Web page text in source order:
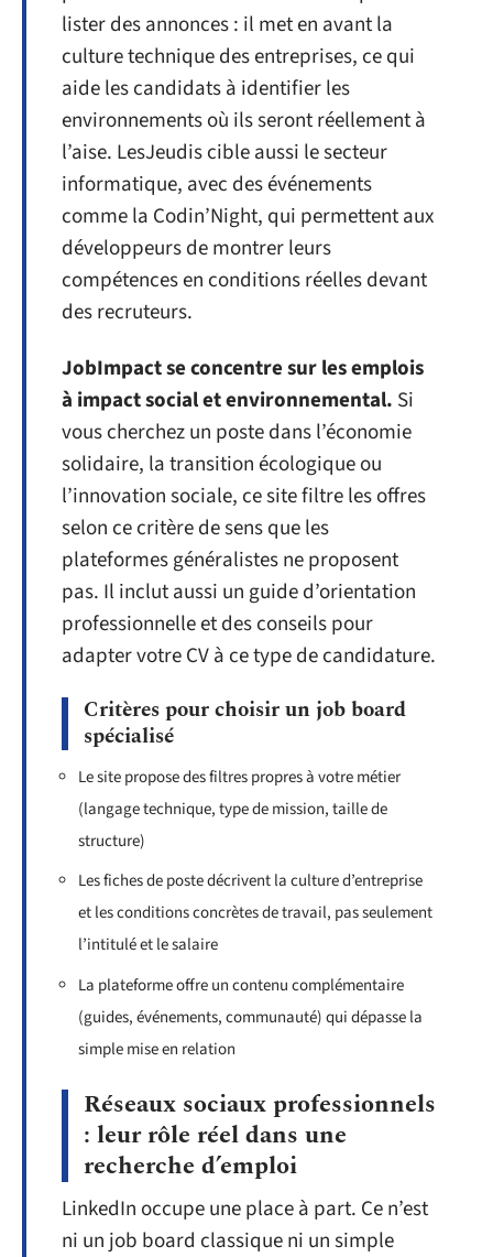
lister des annonces : il met en avant la
culture technique des entreprises, ce qui
aide les candidats à identifier les
environnements où ils seront réellement à
l’aise. LesJeudis cible aussi le secteur
informatique, avec des événements
comme la Codin’Night, qui permettent aux
développeurs de montrer leurs
compétences en conditions réelles devant
des recruteurs.
JobImpact se concentre sur les emplois
à impact social et environnemental. Si
vous cherchez un poste dans l’économie
solidaire, la transition écologique ou
l’innovation sociale, ce site filtre les offres
selon ce critère de sens que les
plateformes généralistes ne proposent
pas. Il inclut aussi un guide d’orientation
professionnelle et des conseils pour
adapter votre CV à ce type de candidature.
Critères pour choisir un job board
spécialisé
Le site propose des filtres propres à votre métier
(langage technique, type de mission, taille de
structure)
Les fiches de poste décrivent la culture d’entreprise
et les conditions concrètes de travail, pas seulement
l’intitulé et le salaire
La plateforme offre un contenu complémentaire
(guides, événements, communauté) qui dépasse la
simple mise en relation
Réseaux sociaux professionnels
: leur rôle réel dans une
recherche d’emploi
LinkedIn occupe une place à part. Ce n’est
ni un job board classique ni un simple